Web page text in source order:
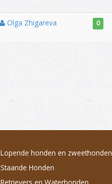
Olga Zhigareva 0
Lopende honden en zweethonden
Staande Honden